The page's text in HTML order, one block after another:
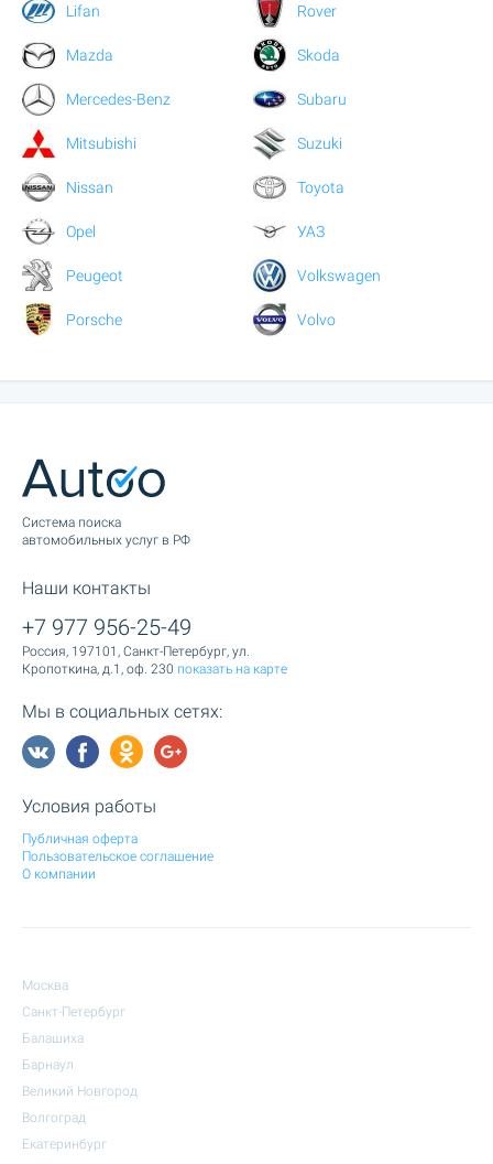
Lifan
Mazda
Mercedes-Benz
Mitsubishi
Nissan
Opel
Peugeot
Porsche
Rover
Skoda
Subaru
Suzuki
Toyota
УАЗ
Volkswagen
Volvo
Cистема поиска
автомобильных услуг в РФ
Наши контакты
+7 977 956-25-49
Россия, 197101, Санкт-Петербург, ул.
Кропоткина, д.1, оф. 230 показать на карте
Мы в социальных сетях:
Условия работы
Публичная оферта
Пользовательское соглашение
О компании
Москва
Санкт-Петербург
Балашиха
Барнаул
Великий Новгород
Волгоград
Екатеринбург